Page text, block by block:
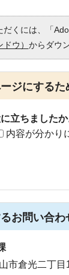
だくには、「
ウ） からダウ
ジにする
立ちましたか
内容が分かり
お問い合わ
市倉光二丁目